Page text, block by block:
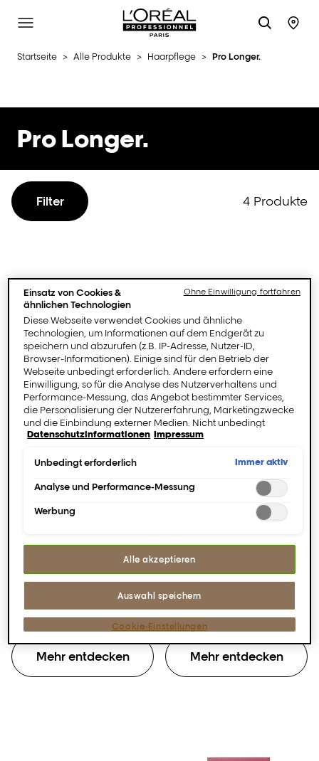
L'Oréal Professionnel Paris
Site Menu
Startseite > Alle Produkte > Haarpflege > Pro Longer.
Pro Longer.
Filter 4 Produkte
[Pro Longer]
Längen
erneuernde Creme.
Die perfekte
Behandlung für Haare
mit dünnen Spitzen.
0/5 (0 Bewertungen)
Mehr entdecken
[Pro Longer]
Längenauffüllende
Die perfekte Pflege für
Haare mit dünnen
Spitzen.
0/5 (0 Bewertungen)
Mehr entdecken
Einsatz von Cookies &
ähnlichen Technologien
Diese Webseite verwendet Cookies und ähnliche
Technologien, um Informationen auf dem Endgerät zu
speichern und abzurufen (z.B. IP-Adresse, Nutzer-ID,
Browser-Informationen). Einige sind für den Betrieb der
Webseite unbedingt erforderlich. Andere erfordern eine
Einwilligung, so für die Analyse des Nutzerverhaltens und
Performance-Messung, das Angebot bestimmter Services,
die Personalisierung der Nutzererfahrung, Marketingzwecke
und die Einbindung externer Medien. Nicht unbedingt
erforderliche Cookies können direkt akzeptiert ("Alle
fortfahren") werden. Individuelle Anpassungen der
("Auswahl speichern"). Die Auswahl kann jederzeit unter dem
Link "Cookie-Einstellungen" angepasst werden. Für weitere
Informationen s. unsere Datenschutzinformationen.
Datenschutzinformationen Impressum
Unbedingt erforderlich Immer aktiv
Analyse und Performance-Messung
Werbung
Alle akzeptieren
Auswahl speichern
Cookie-Einstellungen
Ohne Einwilligung fortfahren